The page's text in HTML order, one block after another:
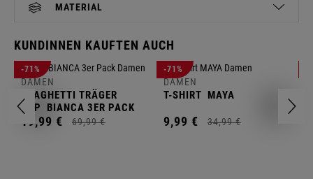
MATERIAL
KUNDINNEN KAUFTEN AUCH
-71%
DAMEN
SPAGHETTI TRÄGER
TOP
BIANCA 3ER PACK
19,99 € 69,99 €
-71%
DAMEN
T-SHIRT MAYA
9,99 € 34,99 €